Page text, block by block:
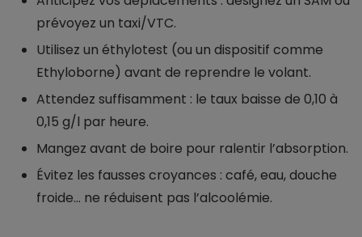
prévoyez un taxi/VTC.
Utilisez un éthylotest (ou un dispositif comme
Ethyloborne) avant de reprendre le volant.
Attendez suffisamment : le taux baisse de 0,10 à
0,15 g/l par heure.
Mangez avant de boire pour ralentir l’absorption.
Évitez les fausses croyances : café, eau, douche
froide… ne réduisent pas l’alcoolémie.